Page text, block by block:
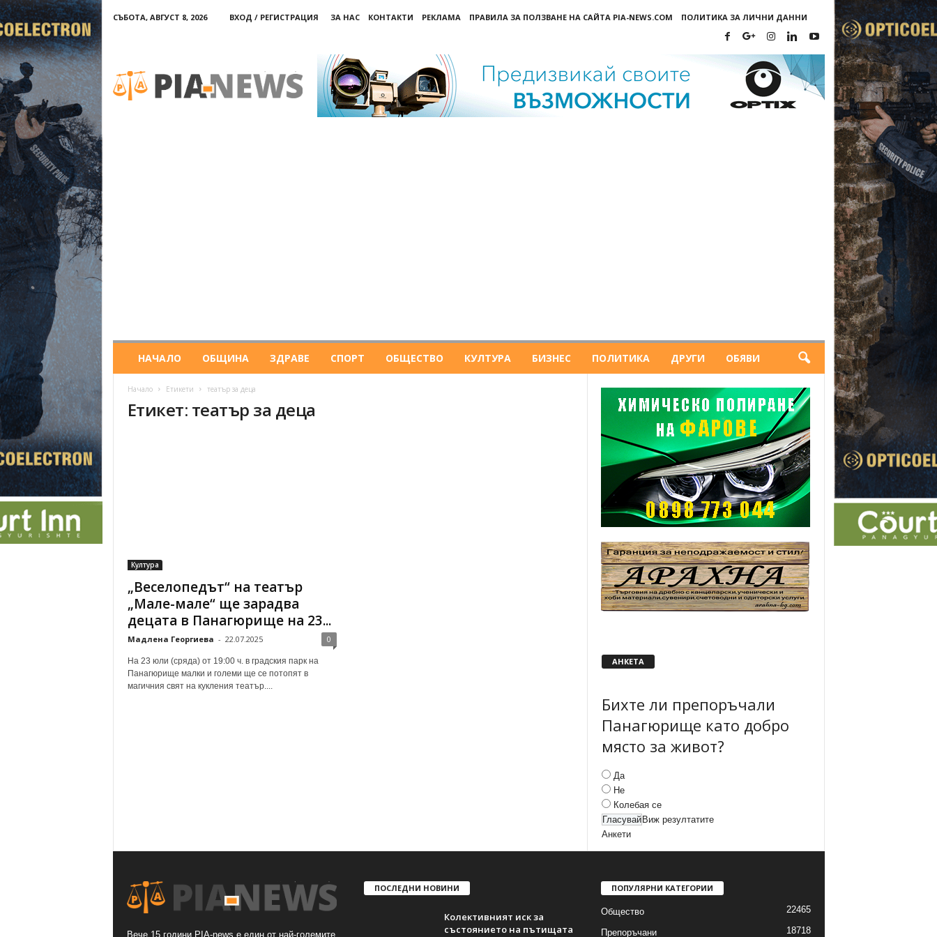
СЪБОТА, АВГУСТ 8, 2026 ВХОД / РЕГИСТРАЦИЯ ЗА НАС КОНТАКТИ РЕКЛАМА ПРАВИЛА ЗА ПОЛЗВАНЕ НА САЙТА PIA-NEWS.COM ПОЛИТИКА ЗА ЛИЧНИ ДАННИ
НАЧАЛО ОБЩИНА ЗДРАВЕ СПОРТ ОБЩЕСТВО КУЛТУРА БИЗНЕС ПОЛИТИКА ДРУГИ ОБЯВИ
Начало Етикети театър за деца
Етикет: театър за деца
Култура
„Веселопедът“ на театър
„Мале-мале“ ще зарадва
децата в Панагюрище на 23...
Мадлена Георгиева - 22.07.2025 0
На 23 юли (сряда) от 19:00 ч. в градския парк на
Панагюрище малки и големи ще се потопят в
магичния свят на кукления театър....
АНКЕТА
Бихте ли препоръчали
Панагюрище като добро
място за живот?
Да
Не
Колебая се
Виж резултатите
Анкети
Вече 15 години PIA-news е един от най-големите
ПОСЛЕДНИ НОВИНИ
Колективният иск за
състоянието на пътищата
ПОПУЛЯРНИ КАТЕГОРИИ
Общество 22465
Препоръчани 18718